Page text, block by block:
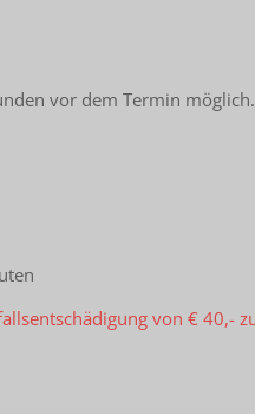
vor dem Termin möglich.
von € 40,-